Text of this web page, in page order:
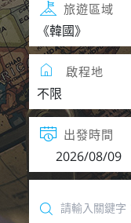
旅遊區域
啟程地
出發時間